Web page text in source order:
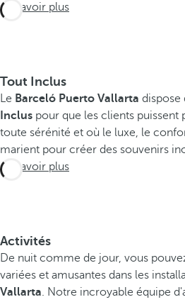
En savoir plus
Tout Inclus
Le Barceló Puerto Vallarta dispose
Inclus pour que les clients puissent
toute sérénité et où le luxe, le
marient pour créer des souvenirs
En savoir plus
Activités
De nuit comme de jour, vous
variées et amusantes dans les
Vallarta. Notre incroyable équipe